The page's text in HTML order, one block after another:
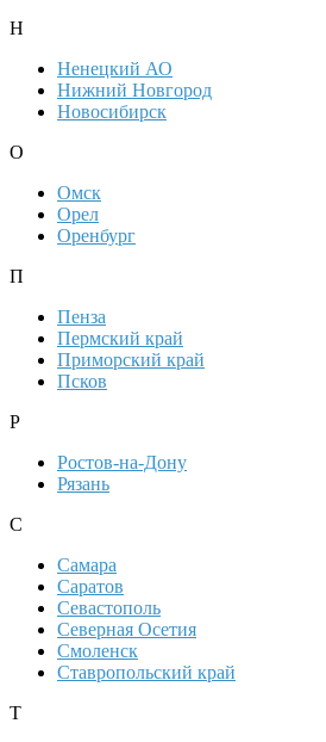
Н
Ненецкий АО
Нижний Новгород
Новосибирск
О
Омск
Орел
Оренбург
П
Пенза
Пермский край
Приморский край
Псков
Р
Ростов-на-Дону
Рязань
С
Самара
Саратов
Севастополь
Северная Осетия
Смоленск
Ставропольский край
Т